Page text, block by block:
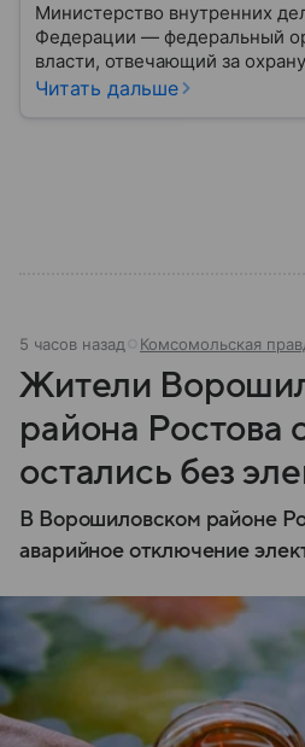
Министерство внутренних
Федерации — федеральный
власти, отвечающий за
порядка, борьбу с
России, какие задачи
Читать дальше
5 часов назад Комсомольская
Жители
района Ростова
остались без
В Ворошиловском районе
аварийное отключение